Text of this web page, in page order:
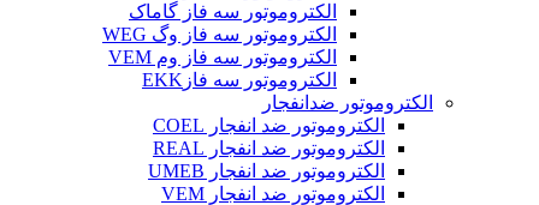
الکتروموتور سه فاز گاماک
الکتروموتور سه فاز وگ WEG
الکتروموتور سه فاز وم VEM
الکتروموتور سه فازEKK
الکتروموتور ضدانفجار
الکتروموتور ضد انفجار COEL
الکتروموتور ضد انفجار REAL
الکتروموتور ضد انفجار UMEB
الکتروموتور ضد انفجار VEM